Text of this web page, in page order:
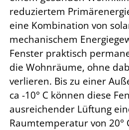
reduziertem
eine Kombination von
mechanischem
Fenster praktisch
die Wohnräume, ohne
verlieren. Bis zu einer
ca -10° C können diese
ausreichender Lüftung
Raumtemperatur von 20°